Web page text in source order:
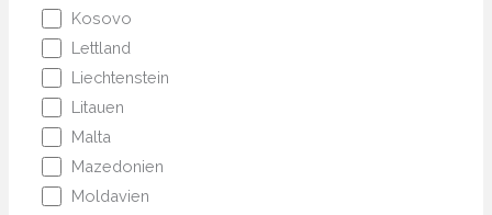
Kosovo
Lettland
Liechtenstein
Litauen
Malta
Mazedonien
Moldavien